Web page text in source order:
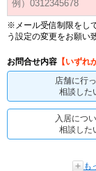
※メール受信制限をし
う設定の変更をお願い
お問合せ内容 【いずれ
店舗に行
相談した
入居につ
相談した
も